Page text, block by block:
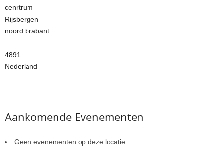
cenrtrum
Rijsbergen
noord brabant
4891
Nederland
Aankomende Evenementen
Geen evenementen op deze locatie